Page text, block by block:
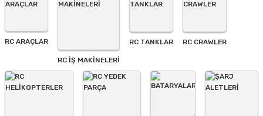
Ürün açıklamasında eksik bilgiler bulunuyor.
Ürün fiyatı diğer sitelerden daha pahalı.
Bu ürüne benzer farklı alternatifler olmalı.
RC ARAÇLAR
RC İŞ MAKİNELERİ
RC TANKLAR RC CRAWLER